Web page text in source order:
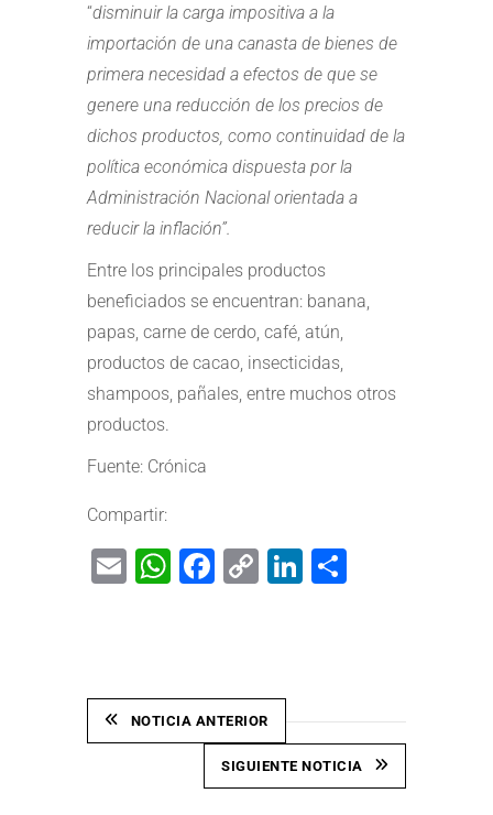
“disminuir la carga impositiva a la
importación de una canasta de bienes de
primera necesidad a efectos de que se
genere una reducción de los precios de
dichos productos, como continuidad de la
política económica dispuesta por la
Administración Nacional orientada a
reducir la inflación”.
Entre los principales productos
beneficiados se encuentran: banana,
papas, carne de cerdo, café, atún,
productos de cacao, insecticidas,
shampoos, pañales, entre muchos otros
productos.
Fuente: Crónica
Compartir:
EmailWhatsApp
Facebook
CopyLinkedIn
NOTICIA ANTERIOR
SIGUIENTE NOTICIA